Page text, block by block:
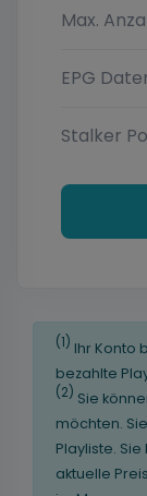
Max.
EPG
Stalker
(1) Ihr Konto
bezahlte
(2) Sie
möchten.
Playliste.
aktuelle